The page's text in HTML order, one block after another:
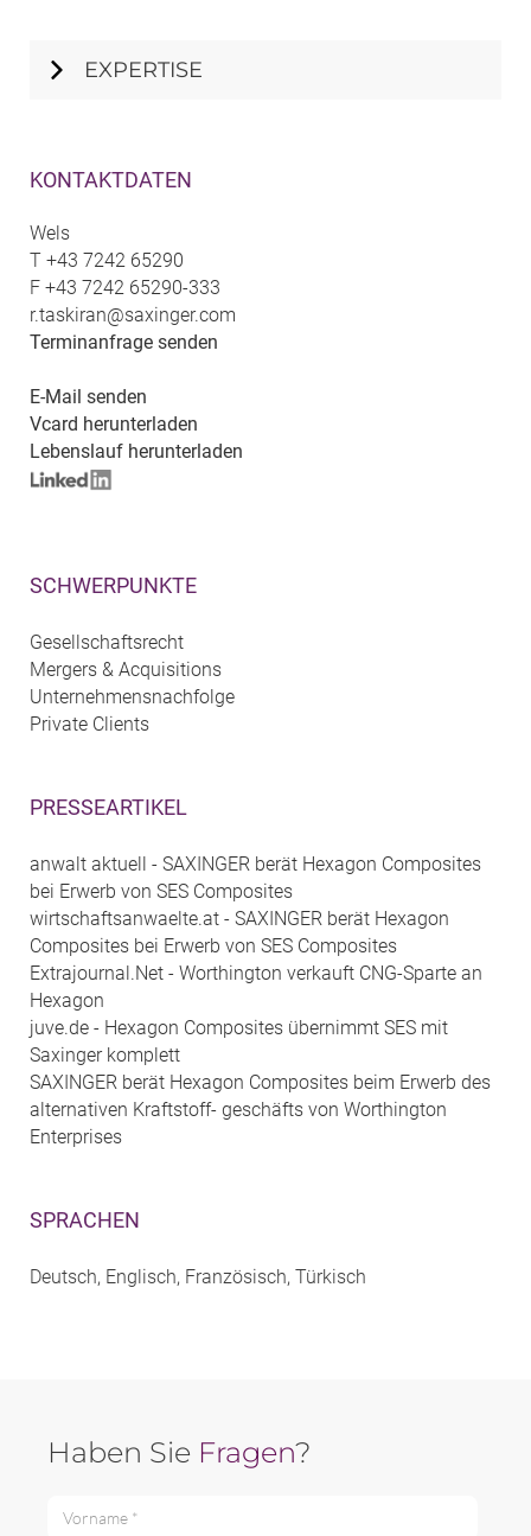
KONTAKTDATEN
Wels
T +43 7242 65290
F +43 7242 65290-333
r.taskiran@saxinger.com
Terminanfrage senden
E-Mail senden
Vcard herunterladen
Lebenslauf herunterladen
SCHWERPUNKTE
Gesellschaftsrecht
Mergers & Acquisitions
Unternehmensnachfolge
Private Clients
PRESSEARTIKEL
anwalt aktuell - SAXINGER berät Hexagon Composites
bei Erwerb von SES Composites
wirtschaftsanwaelte.at - SAXINGER berät Hexagon
Composites bei Erwerb von SES Composites
Extrajournal.Net - Worthington verkauft CNG-Sparte an
Hexagon
juve.de - Hexagon Composites übernimmt SES mit
Saxinger komplett
SAXINGER berät Hexagon Composites beim Erwerb des
alternativen Kraftstoff- geschäfts von Worthington
Enterprises
SPRACHEN
Deutsch, Englisch, Französisch, Türkisch
EXPERTISE
Haben Sie Fragen?